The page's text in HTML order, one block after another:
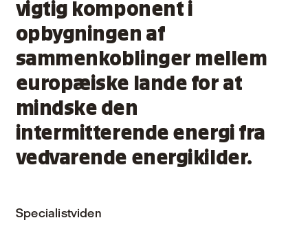
vigtig komponent i
opbygningen af
sammenkoblinger mellem
europæiske lande for at
mindske den
intermitterende energi fra
vedvarende energikilder.
Specialistviden